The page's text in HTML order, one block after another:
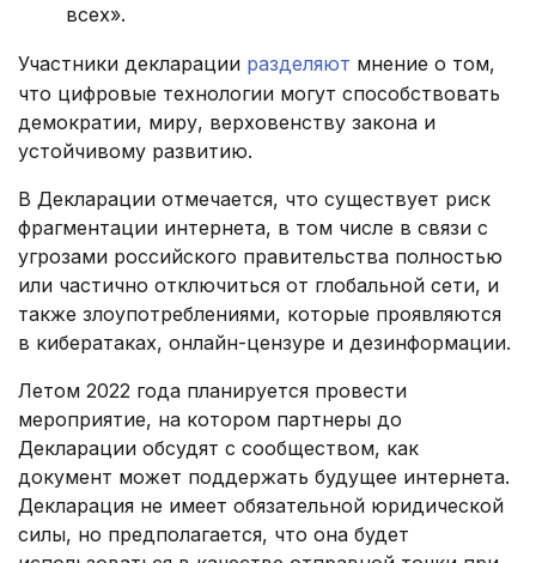
всех».
Участники декларации разделяют мнение о том,
что цифровые технологии могут способствовать
демократии, миру, верховенству закона и
устойчивому развитию.
В Декларации отмечается, что существует риск
фрагментации интернета, в том числе в связи с
угрозами российского правительства полностью
или частично отключиться от глобальной сети, и
также злоупотреблениями, которые проявляются
в кибератаках, онлайн-цензуре и дезинформации.
Летом 2022 года планируется провести
мероприятие, на котором партнеры до
Декларации обсудят с сообществом, как
документ может поддержать будущее интернета.
Декларация не имеет обязательной юридической
силы, но предполагается, что она будет